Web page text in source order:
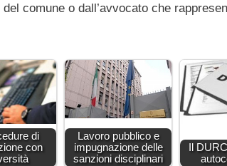
del comune o dall’avvocato che
di
con
Lavoro pubblico e
impugnazione delle
sanzioni disciplinari
Il